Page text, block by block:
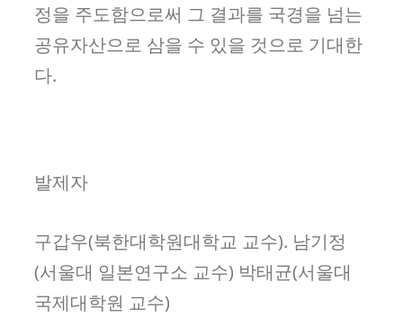
정을 주도함으로써 그 결과를 국경을 넘는
공유자산으로 삼을 수 있을 것으로 기대한
다.
발제자
구갑우(북한대학원대학교 교수). 남기정
(서울대 일본연구소 교수) 박태균(서울대
국제대학원 교수)